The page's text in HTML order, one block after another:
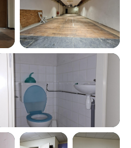
D, nummer 3431
A, geldig tot 15-03-